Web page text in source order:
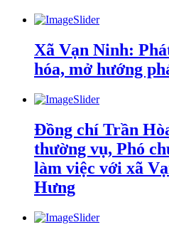
Xã Vạn Ninh:
hóa, mở hướng
Đồng chí Trần
thường vụ, Phó
làm việc với xã
Hưng